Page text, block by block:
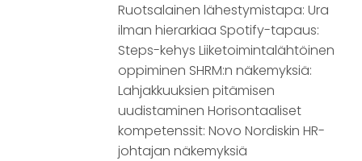
Ruotsalainen lähestymistapa: Ura
ilman hierarkiaa Spotify-tapaus:
Steps-kehys Liiketoimintalähtöinen
oppiminen SHRM:n näkemyksiä:
Lahjakkuuksien pitämisen
uudistaminen Horisontaaliset
kompetenssit: Novo Nordiskin HR-
johtajan näkemyksiä